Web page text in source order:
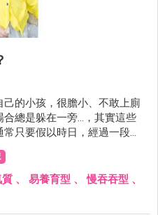
的小孩，很膽小、不敢上廁
總是躲在一旁…，其實這些
只要假以時日，經過一段時
夠順利度過；但是在某些情
、自閉症與智能障礙，或家
孩無法調適自己身體與心
質 、 易養育型 、慢吞吞型 、